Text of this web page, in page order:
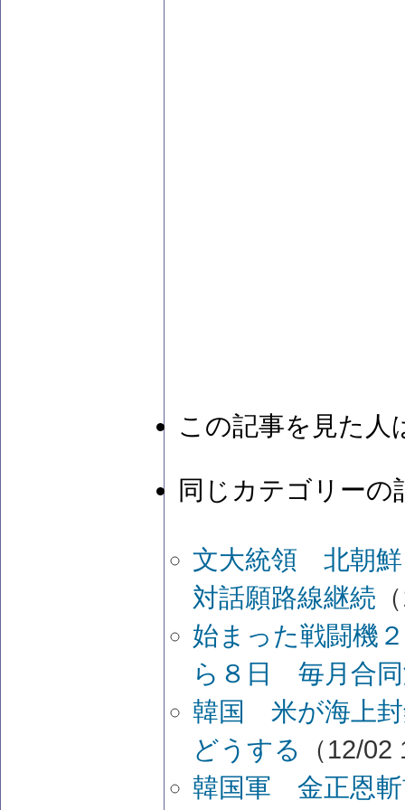
この記事を見た人
同じカテゴリーの
文大統領 北朝
対話願路線継続
始まった戦闘機
ら８日 毎月合
韓国 米が海上
どうする
（12/
韓国軍 金正恩